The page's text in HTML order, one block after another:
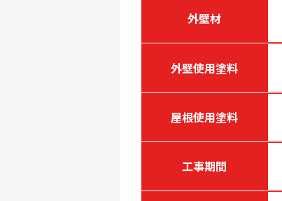
外壁材
外壁使用塗料
屋根使用塗料
工事期間